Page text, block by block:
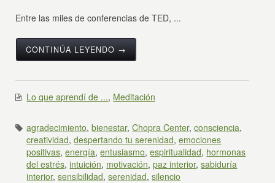
Entre las miles de conferencias de TED, ...
CONTINÚA LEYENDO →
Lo que aprendí de ..., Meditación
agradecimiento,bienestar,Chopra Center,consciencia,
creatividad,despertando tu serenidad,emociones
positivas,energía,entusiasmo,espiritualidad, hormonas
del estrés,intuición, motivación,paz interior,sabiduría
interior,sensibilidad,serenidad,silencio